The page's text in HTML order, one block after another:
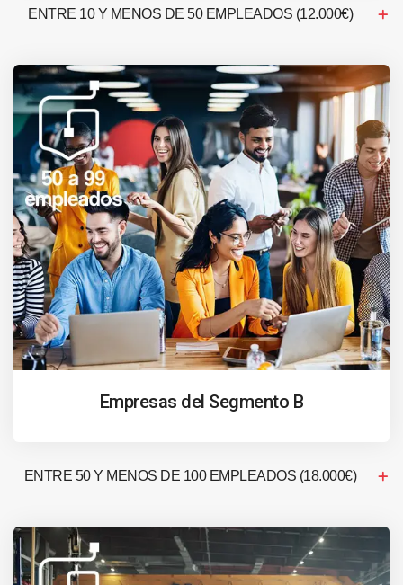
ENTRE 10 Y MENOS DE 50 EMPLEADOS (12.000€)
Empresas del Segmento B
ENTRE 50 Y MENOS DE 100 EMPLEADOS (18.000€)